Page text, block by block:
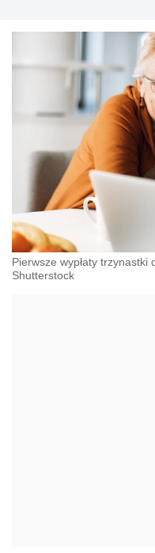
Pierwsze wypłaty
Shutterstock